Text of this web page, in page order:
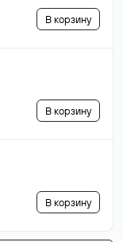
В корзину
В корзину
В корзину